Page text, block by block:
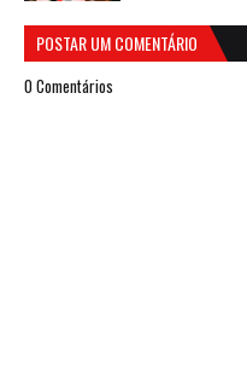
POSTAR UM COMENTÁRIO
0 Comentários